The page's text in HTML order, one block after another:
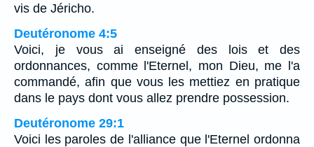
vis de Jéricho.
Deutéronome 4:5
Voici, je vous ai enseigné des lois et des
ordonnances, comme l'Eternel, mon Dieu, me l'a
commandé, afin que vous les mettiez en pratique
dans le pays dont vous allez prendre possession.
Deutéronome 29:1
Voici les paroles de l'alliance que l'Eternel ordonna